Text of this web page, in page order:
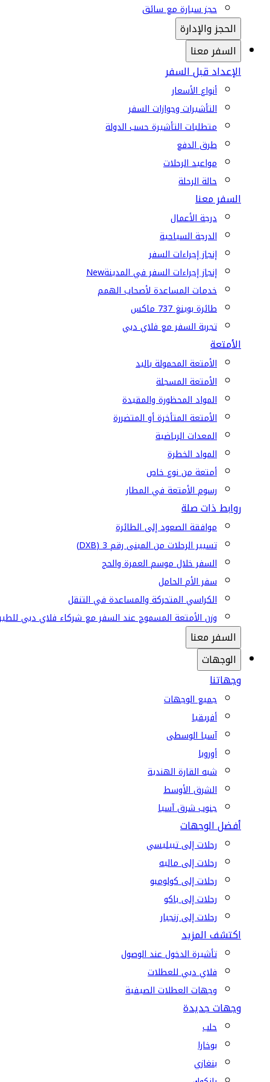
حجز سيارة مع سائق
الحجز والإدارة
السفر معنا
الإعداد قبل السفر
أنواع الأسعار
التأشيرات وجوازات السفر
متطلبات التأشيرة حسب الدولة
طرق الدفع
مواعيد الرحلات
حالة الرحلة
السفر معنا
درجة الأعمال
الدرجة السياحية
إنجاز إجراءات السفر
إنجاز إجراءات السفر في المدينةNew
خدمات المساعدة لأصحاب الهمم
طائرة بوينغ 737 ماكس
تجربة السفر مع فلاي دبي
الأمتعة
الأمتعة المحمولة باليد
الأمتعة المسجلة
المواد المحظورة والمقيدة
الأمتعة المتأخرة أو المتضررة
المعدات الرياضية
المواد الخطرة
أمتعة من نوع خاص
رسوم الأمتعة في المطار
روابط ذات صلة
موافقة الصعود إلى الطائرة
تسيير الرحلات من المبنى رقم 3 (DXB)
السفر خلال موسم العمرة والحج
سفر الأم الحامل
الكراسي المتحركة والمساعدة في التنقل
وزن الأمتعة المسموح عند السفر مع شركاء فلاي دبي
السفر معنا
الوجهات
وجهاتنا
جميع الوجهات
أفريقيا
آسيا الوسطى
أوروبا
شبه القارة الهندية
الشرق الأوسط
جنوب شرق آسيا
أفضل الوجهات
رحلات إلى تبيليسي
رحلات إلى ماليه
رحلات إلى كولومبو
رحلات إلى باكو
رحلات إلى زنجبار
اكتشف المزيد
تأشيرة الدخول عند الوصول
فلاي دبي للعطلات
وجهات العطلات الصيفية
وجهات جديدة
حلب
بوخارا
بنغازي